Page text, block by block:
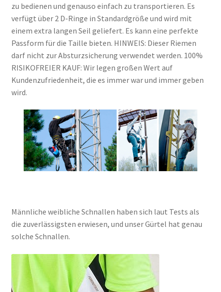
zu bedienen und genauso einfach zu transportieren. Es
verfügt über 2 D-Ringe in Standardgröße und wird mit
einem extra langen Seil geliefert. Es kann eine perfekte
Passform für die Taille bieten. HINWEIS: Dieser Riemen
darf nicht zur Absturzsicherung verwendet werden. 100%
RISIKOFREIER KAUF: Wir legen großen Wert auf
Kundenzufriedenheit, die es immer war und immer geben
wird.
Männliche weibliche Schnallen haben sich laut Tests als
die zuverlässigsten erwiesen, und unser Gürtel hat genau
solche Schnallen.